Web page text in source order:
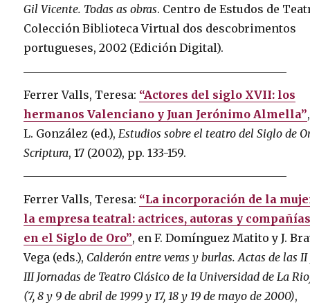
Gil Vicente. Todas as obras. Centro de Estudos de
Colección Biblioteca Virtual dos descobrimentos
portugueses, 2002 (Edición Digital).
Ferrer Valls, Teresa: “Actores del siglo XVII: los
hermanos Valenciano y Juan Jerónimo Almella”
L. González (ed.), Estudios sobre el teatro del Siglo de
Scriptura, 17 (2002), pp. 133-159.
Ferrer Valls, Teresa: “La incorporación de la
la empresa teatral: actrices, autoras y
en el Siglo de Oro”, en F. Domínguez Matito y J.
Vega (eds.), Calderón entre veras y burlas. Actas de las
III Jornadas de Teatro Clásico de la Universidad de La
(7, 8 y 9 de abril de 1999 y 17, 18 y 19 de mayo de 2000),